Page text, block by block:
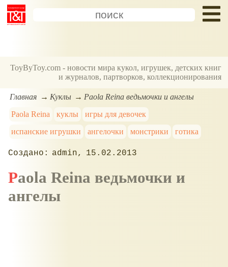
ToyByToy.com - новости мира кукол, игрушек, детских книг
и журналов, партворков, коллекционирования
Главная Куклы
Paola Reina ведьмочки и ангелы
Paola Reina
куклы
игры для девочек
испанские игрушки
ангелочки монстрики готика
admin 15.02.2013
Paola Reina ведьмочки и
ангелы